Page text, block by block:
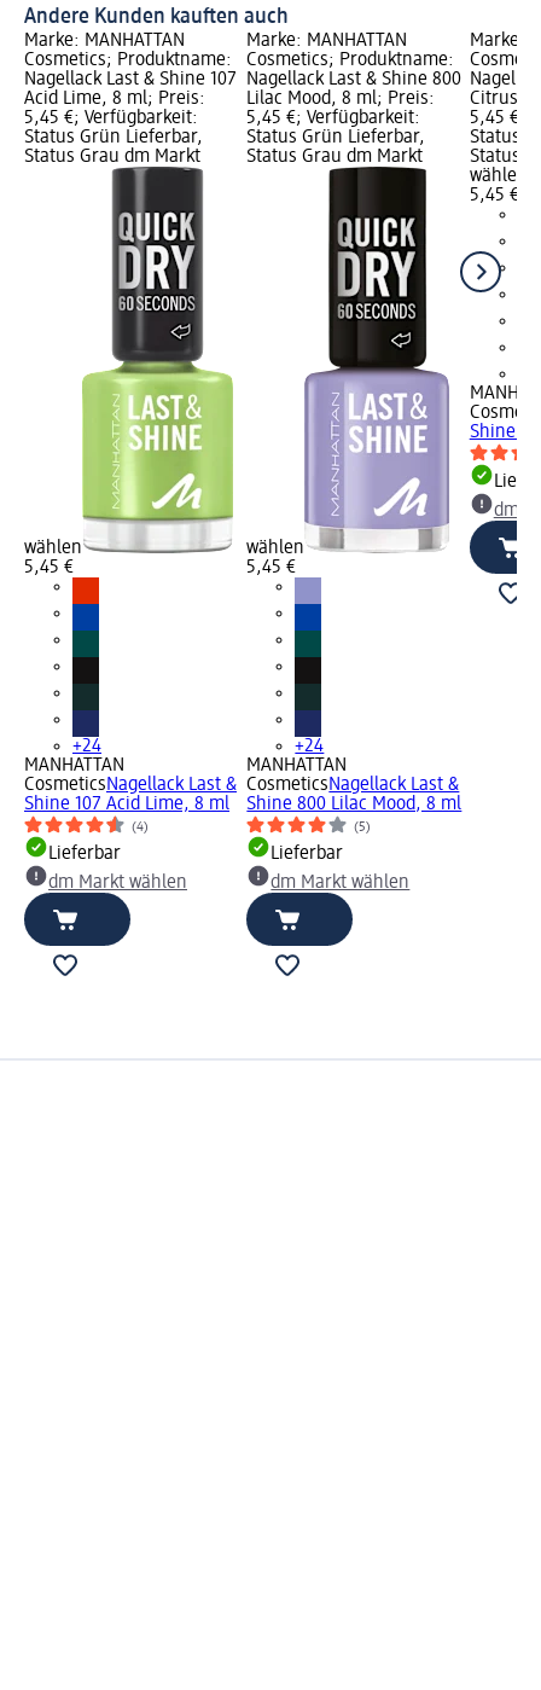
Andere Kunden kauften auch
Marke: MANHATTAN
Cosmetics; Produktname:
Nagellack Last & Shine 107
Acid Lime, 8 ml; Preis:
5,45 €; Verfügbarkeit:
Status Grün Lieferbar,
Status Grau dm Markt
wählen
5,45 €
+24
MANHATTAN
CosmeticsNagellack Last &
Shine 107 Acid Lime, 8 ml
(4)
Lieferbar
dm Markt wählen
Marke: MANHATTAN
Cosmetics; Produktname:
Nagellack Last & Shine 800
Lilac Mood, 8 ml; Preis:
5,45 €; Verfügbarkeit:
Status Grün Lieferbar,
Status Grau dm Markt
wählen
5,45 €
+24
MANHATTAN
CosmeticsNagellack Last &
Shine 800 Lilac Mood, 8 ml
(5)
Lieferbar
dm Markt wählen
Marke:
Citrus
5,45 €;
Status
Status
wählen
5,45 €
Shine
dm